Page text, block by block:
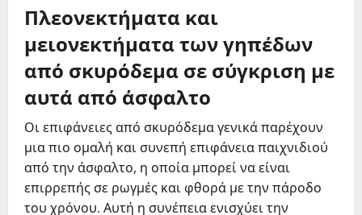
Πλεονεκτήματα και
μειονεκτήματα των γηπέδων
από σκυρόδεμα σε σύγκριση με
αυτά από άσφαλτο
Οι επιφάνειες από σκυρόδεμα γενικά παρέχουν
μια πιο ομαλή και συνεπή επιφάνεια παιχνιδιού
από την άσφαλτο, η οποία μπορεί να είναι
επιρρεπής σε ρωγμές και φθορά με την πάροδο
του χρόνου. Αυτή η συνέπεια ενισχύει την